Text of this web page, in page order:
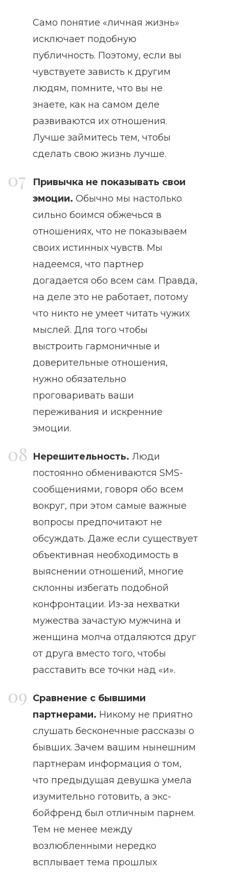
Само понятие «личная жизнь»
исключает подобную
публичность. Поэтому, если вы
чувствуете зависть к другим
людям, помните, что вы не
знаете, как на самом деле
развиваются их отношения.
Лучше займитесь тем, чтобы
сделать свою жизнь лучше.
Привычка не показывать свои
эмоции. Обычно мы настолько
сильно боимся обжечься в
отношениях, что не показываем
своих истинных чувств. Мы
надеемся, что партнер
догадается обо всем сам. Правда,
на деле это не работает, потому
что никто не умеет читать чужих
мыслей. Для того чтобы
выстроить гармоничные и
доверительные отношения,
нужно обязательно
проговаривать ваши
переживания и искренние
эмоции.
Нерешительность. Люди
постоянно обмениваются SMS-
сообщениями, говоря обо всем
вокруг, при этом самые важные
вопросы предпочитают не
обсуждать. Даже если существует
объективная необходимость в
выяснении отношений, многие
склонны избегать подобной
конфронтации. Из-за нехватки
мужества зачастую мужчина и
женщина молча отдаляются друг
от друга вместо того, чтобы
расставить все точки над «и».
Сравнение с бывшими
партнерами. Никому не приятно
слушать бесконечные рассказы о
бывших. Зачем вашим нынешним
партнерам информация о том,
что предыдущая девушка умела
изумительно готовить, а экс-
бойфренд был отличным парнем.
Тем не менее между
возлюбленными нередко
всплывает тема прошлых